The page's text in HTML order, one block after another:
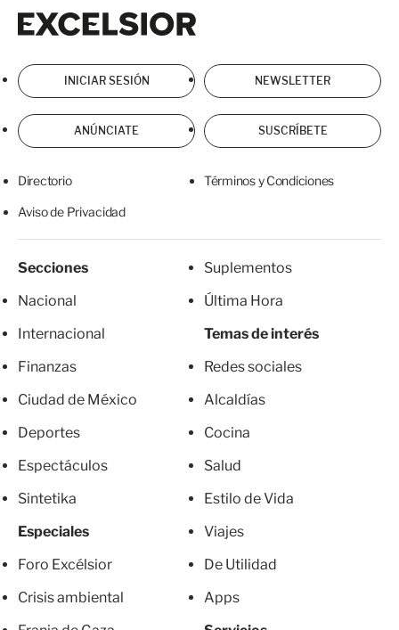
INICIAR SESIÓN NEWSLETTER
ANÚNCIATE SUSCRÍBETE
Directorio Términos y Condiciones
Aviso de Privacidad
Secciones
Nacional
Internacional
Finanzas
Ciudad de México
Deportes
Espectáculos
Sintetika
Especiales
Foro Excélsior
Crisis ambiental
Suplementos
Última Hora
Temas de interés
Redes sociales
Alcaldías
Cocina
Salud
Estilo de Vida
Viajes
De Utilidad
Apps